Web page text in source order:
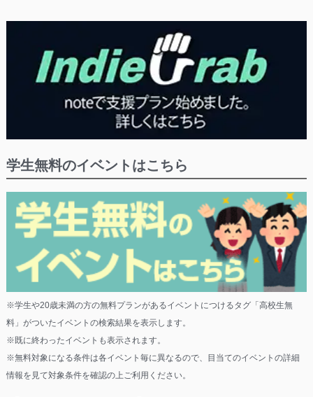
学生無料のイベントはこちら
※学生や20歳未満の方の無料プランがあるイベントにつけるタグ「高校生無
料」がついたイベントの検索結果を表示します。
※既に終わったイベントも表示されます。
※無料対象になる条件は各イベント毎に異なるので、目当てのイベントの詳細
情報を見て対象条件を確認の上ご利用ください。